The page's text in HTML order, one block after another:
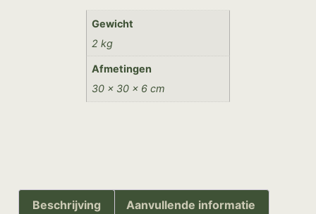
Gewicht
2 kg
Afmetingen
30 × 30 × 6 cm
Beschrijving Aanvullende informatie